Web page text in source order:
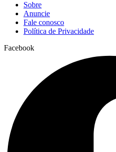
Sobre
Anuncie
Fale conosco
Política de Privacidade
Facebook